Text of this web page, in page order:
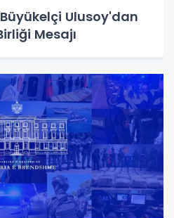
Ulusoy'dan
Mesajı